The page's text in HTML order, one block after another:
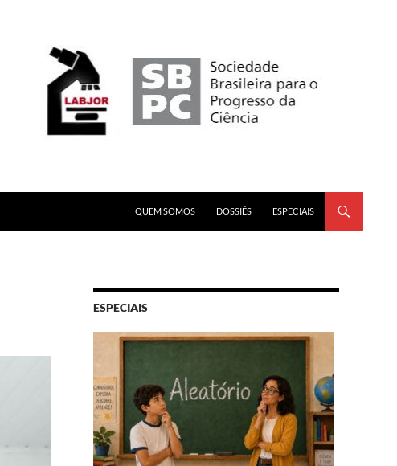
QUEM SOMOS
DOSSIÊS ESPECIAIS
ESPECIAIS